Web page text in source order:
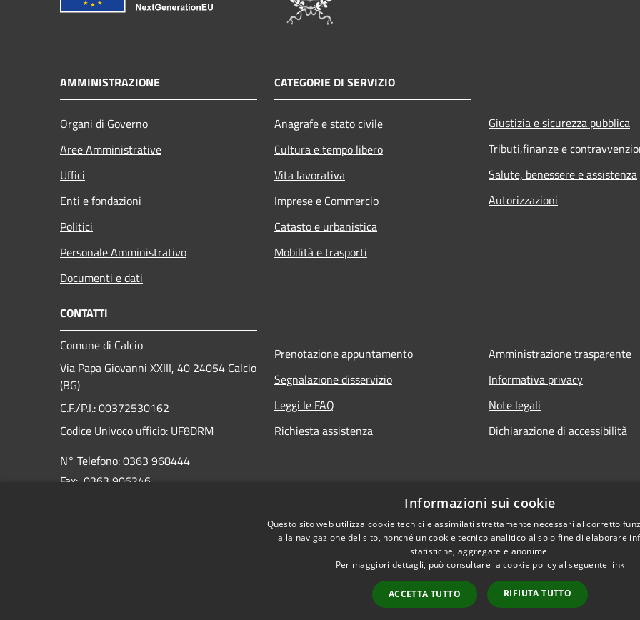
AMMINISTRAZIONE
Organi di Governo
Aree Amministrative
Uffici
Enti e fondazioni
Politici
Personale Amministrativo
Documenti e dati
CATEGORIE DI SERVIZIO
Anagrafe e stato civile
Cultura e tempo libero
Vita lavorativa
Imprese e Commercio
Catasto e urbanistica
Mobilità e trasporti
Giustizia e sicurezza pubblica
Tributi,finanze e
Salute, benessere e assistenza
Autorizzazioni
CONTATTI
Comune di Calcio
Via Papa Giovanni XXIII, 40 24054 Calcio
(BG)
C.F./P.I.: 00372530162
Codice Univoco ufficio: UF8DRM
N° Telefono: 0363 968444
Fax: 0363 906246
Prenotazione appuntamento
Segnalazione disservizio
Leggi le FAQ
Richiesta assistenza
Amministrazione trasparente
Informativa privacy
Note legali
Dichiarazione di accessibilità
Copyright © 2026 •
Informazioni sui cookie
Questo sito web utilizza cookie tecnici e assimilati strettamente necessari al corretto
alla navigazione del sito, nonché un cookie tecnico analitico al solo fine di elaborare
statistiche, aggregate e anonime.
Per maggiori dettagli, può consultare la cookie policy al seguente link
ACCETTA TUTTO RIFIUTA TUTTO